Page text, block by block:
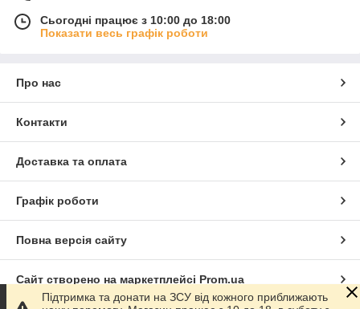
Сьогодні працює з 10:00 до 18:00
Показати весь графік роботи
Про нас
Контакти
Доставка та оплата
Графік роботи
Повна версія сайту
Сайт створено на маркетплейсі Prom.ua
Підтримка та донати на ЗСУ від кожного приближають